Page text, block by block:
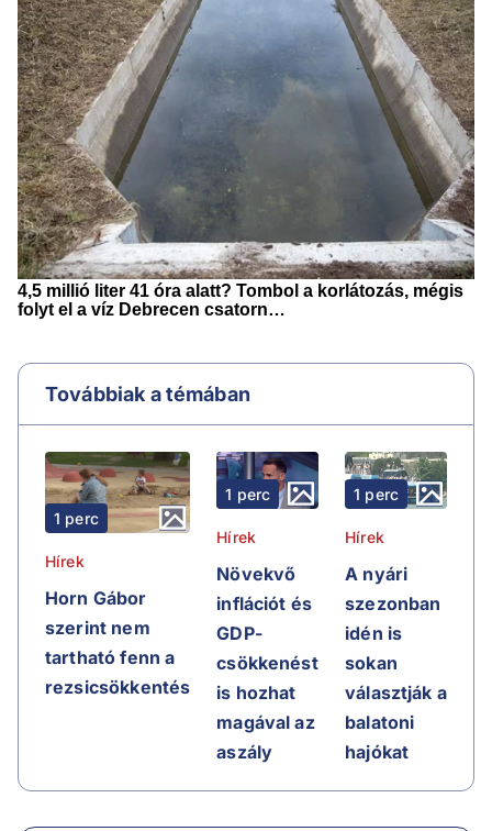
Továbbiak a témában
1 perc
Hírek
Horn Gábor
szerint nem
tartható fenn a
rezsicsökkentés
1 perc
Hírek
Növekvő
inflációt és
GDP-
csökkenést
is hozhat
magával az
aszály
1 perc
Hírek
A nyári
szezonban
idén is
sokan
választják a
balatoni
hajókat